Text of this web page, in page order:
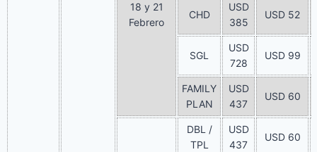
18 y 21
Febrero
CHD
USD
385
USD 52
SGL
USD
728
USD 99
FAMILY
PLAN
USD
437
USD 60
DBL /
TPL
USD
437
USD 60